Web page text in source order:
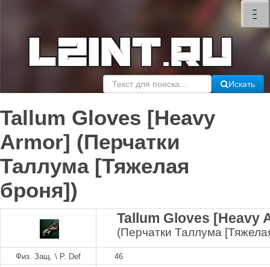
–
–
–
×
Искать
Tallum Gloves [Heavy
Armor] (Перчатки
Таллума [Тяжелая
броня])
Tallum Gloves [Heavy
(Перчатки Таллума
Физ. Защ. \ P. Def
46